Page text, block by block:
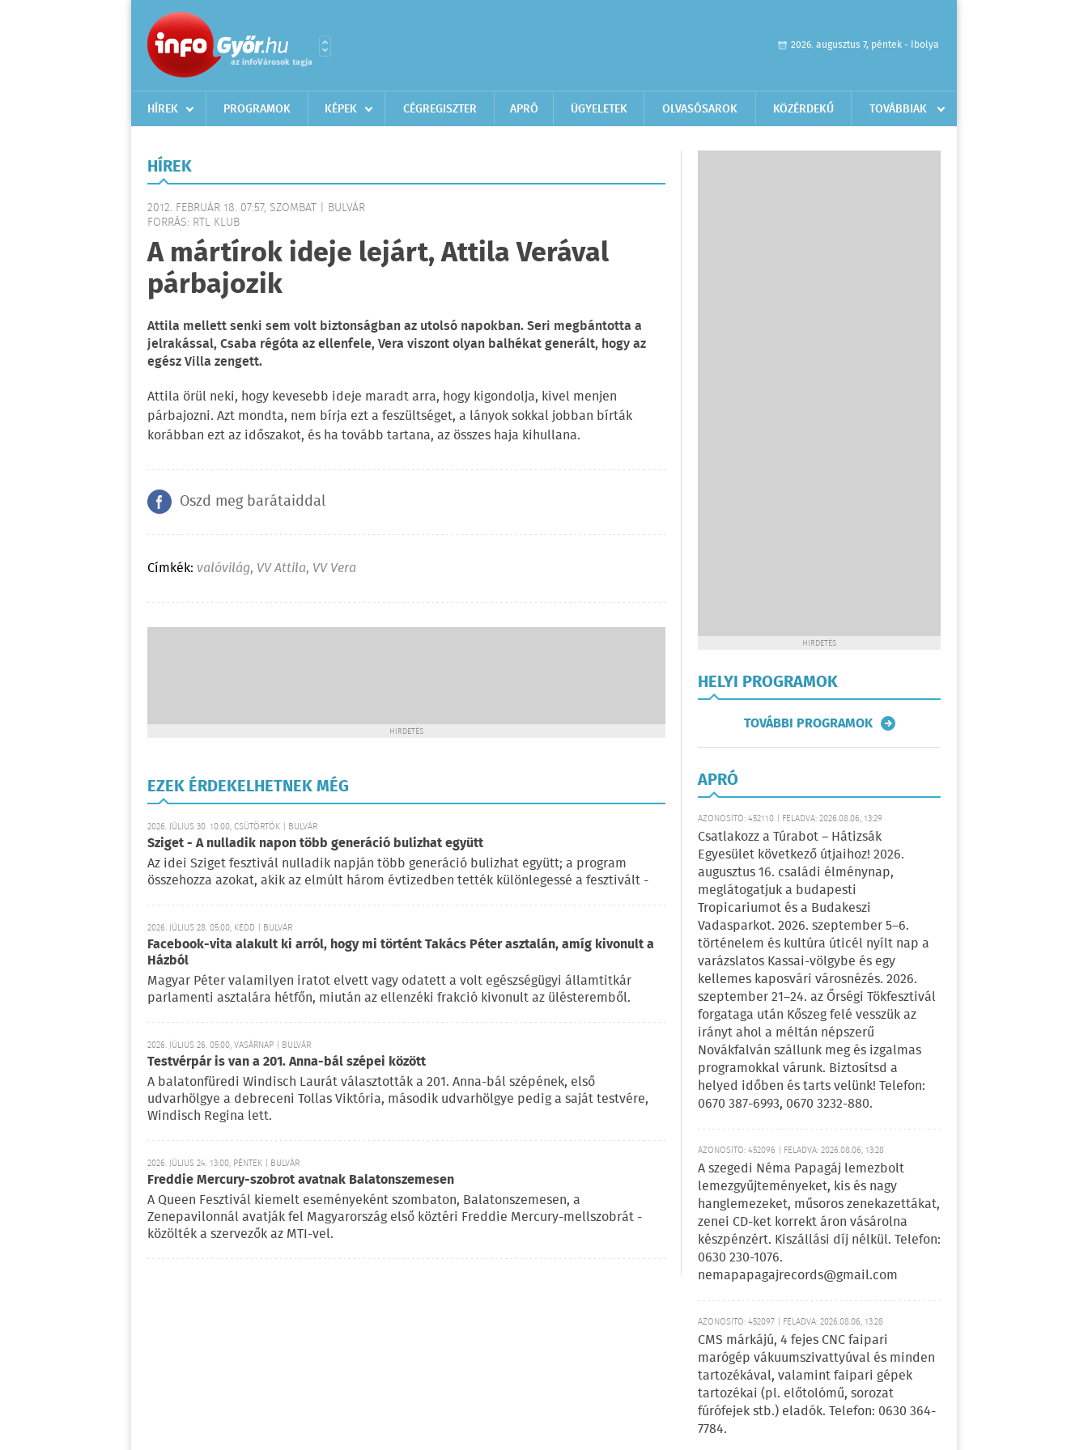
2026. augusztus 7, péntek - Ibolya
HÍREK PROGRAMOK KÉPEK CÉGREGISZTER APRÓ ÜGYELETEK OLVASÓSAROK KÖZÉRDEKŰ TOVÁBBIAK
HÍREK
2012. FEBRUÁR 18. 07:57, SZOMBAT | BULVÁR
FORRÁS: RTL KLUB
A mártírok ideje lejárt, Attila Verával
párbajozik
Attila mellett senki sem volt biztonságban az utolsó napokban. Seri megbántotta a
jelrakással, Csaba régóta az ellenfele, Vera viszont olyan balhékat generált, hogy az
egész Villa zengett.
Attila örül neki, hogy kevesebb ideje maradt arra, hogy kigondolja, kivel menjen
párbajozni. Azt mondta, nem bírja ezt a feszültséget, a lányok sokkal jobban bírták
korábban ezt az időszakot, és ha tovább tartana, az összes haja kihullana.
Oszd meg barátaiddal
Címkék: valóvilág, VV Attila, VV Vera
HIRDETÉS
EZEK ÉRDEKELHETNEK MÉG
2026. JÚLIUS 30. 10:00, CSÜTÖRTÖK | BULVÁR
Sziget - A nulladik napon több generáció bulizhat együtt
Az idei Sziget fesztivál nulladik napján több generáció bulizhat együtt; a program
összehozza azokat, akik az elmúlt három évtizedben tették különlegessé a fesztivált -
2026. JÚLIUS 28. 05:00, KEDD | BULVÁR
Facebook-vita alakult ki arról, hogy mi történt Takács Péter asztalán, amíg kivonult a
Házból
Magyar Péter valamilyen iratot elvett vagy odatett a volt egészségügyi államtitkár
parlamenti asztalára hétfőn, miután az ellenzéki frakció kivonult az ülésteremből.
2026. JÚLIUS 26. 05:00, VASÁRNAP | BULVÁR
Testvérpár is van a 201. Anna-bál szépei között
A balatonfüredi Windisch Laurát választották a 201. Anna-bál szépének, első
udvarhölgye a debreceni Tollas Viktória, második udvarhölgye pedig a saját testvére,
Windisch Regina lett.
2026. JÚLIUS 24. 13:00, PÉNTEK | BULVÁR
Freddie Mercury-szobrot avatnak Balatonszemesen
A Queen Fesztivál kiemelt eseményeként szombaton, Balatonszemesen, a
Zenepavilonnál avatják fel Magyarország első köztéri Freddie Mercury-mellszobrát -
közölték a szervezők az MTI-vel.
HIRDETÉS
HELYI PROGRAMOK
TOVÁBBI PROGRAMOK
APRÓ
AZONOSÍTÓ: 452110 | FELADVA: 2026.08.06, 13:29
Csatlakozz a Túrabot – Hátizsák
Egyesület következő útjaihoz! 2026.
augusztus 16. családi élménynap,
meglátogatjuk a budapesti
Tropicariumot és a Budakeszi
Vadasparkot. 2026. szeptember 5–6.
történelem és kultúra úticél nyílt nap a
varázslatos Kassai-völgybe és egy
kellemes kaposvári városnézés. 2026.
szeptember 21–24. az Őrségi Tökfesztivál
forgataga után Kőszeg felé vesszük az
irányt ahol a méltán népszerű
Novákfalván szállunk meg és izgalmas
programokkal várunk. Biztosítsd a
helyed időben és tarts velünk! Telefon:
0670 387-6993, 0670 3232-880.
AZONOSÍTÓ: 452096 | FELADVA: 2026.08.06, 13:28
A szegedi Néma Papagáj lemezbolt
lemezgyűjteményeket, kis és nagy
hanglemezeket, műsoros zenekazettákat,
zenei CD-ket korrekt áron vásárolna
készpénzért. Kiszállási díj nélkül. Telefon:
0630 230-1076.
nemapapagajrecords@gmail.com
AZONOSÍTÓ: 452097 | FELADVA: 2026.08.06, 13:28
CMS márkájú, 4 fejes CNC faipari
marógép vákuumszivattyúval és minden
tartozékával, valamint faipari gépek
tartozékai (pl. előtolómű, sorozat
fúrófejek stb.) eladók. Telefon: 0630 364-
7784.